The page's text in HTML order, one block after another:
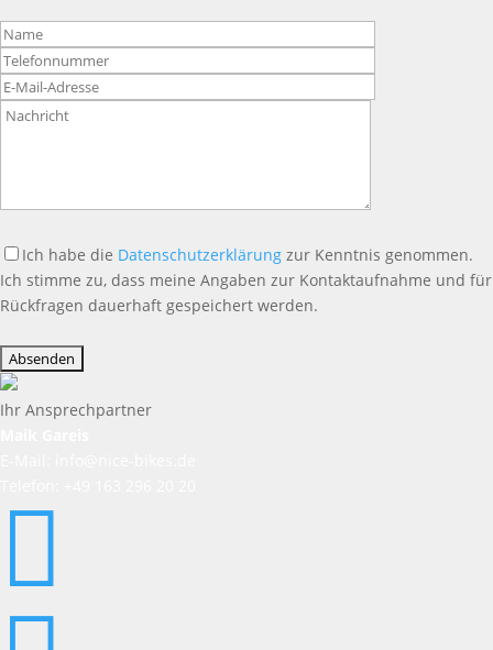
Bitte
lasse
dieses
Feld
leer.
Ich habe die Datenschutzerklärung zur Kenntnis genommen.
Ich stimme zu, dass meine Angaben zur Kontaktaufnahme und für
Rückfragen dauerhaft gespeichert werden.
lasse
dieses
Feld
Ihr Ansprechpartner
